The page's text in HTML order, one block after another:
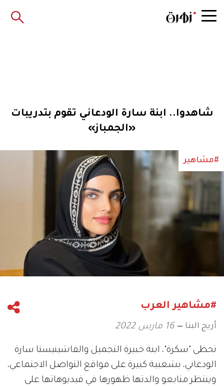
شاهدوا.. ابنة سارة الودعاني تقوم بتدريبات
«الجمباز»
#مشاهير
#مشاهير العرب
أريج البنا 16 مارس 2022
تحظى "سكرة"، ابنة خبيرة التجميل والفاشينيستا سارة
الودعاني، بشعبية كبيرة على مواقع التواصل الاجتماعي،
وينتظر متابعو والدتها ظهورها في فيديوهاتها على